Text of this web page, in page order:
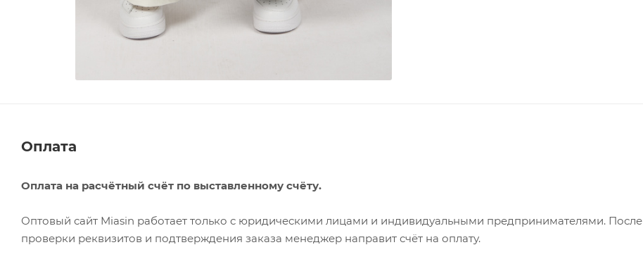
Оплата
Оплата на расчётный счёт по выставленному счёту.
Оптовый сайт Miasin работает только с юридическими лицами и индивидуальными предпринимателями. После
проверки реквизитов и подтверждения заказа менеджер направит счёт на оплату.